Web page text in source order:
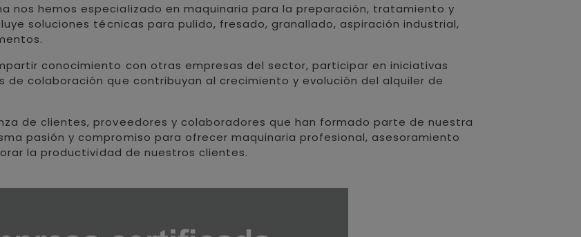
nos hemos especializado en maquinaria para la preparación, tratamiento y
soluciones técnicas para pulido, fresado, granallado, aspiración industrial,
conocimiento con otras empresas del sector, participar en iniciativas
de colaboración que contribuyan al crecimiento y evolución del alquiler de
de clientes, proveedores y colaboradores que han formado parte de nuestra
pasión y compromiso para ofrecer maquinaria profesional, asesoramiento
la productividad de nuestros clientes.